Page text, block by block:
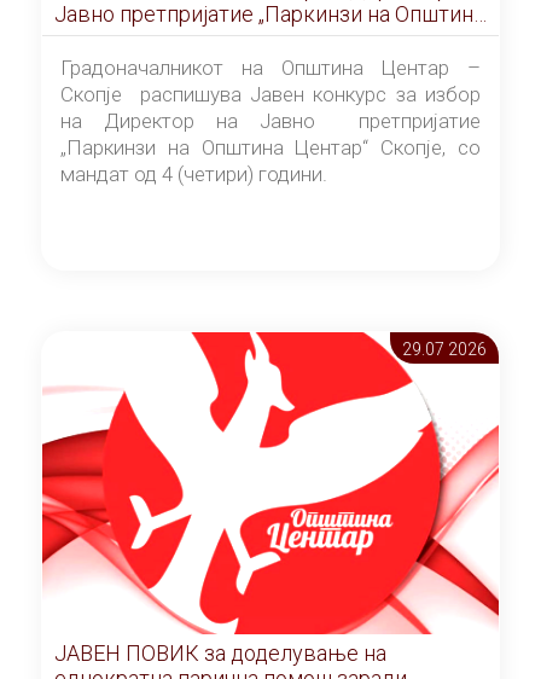
Јавно претпријатие „Паркинзи на Општина
Центар“ – Скопје
Градоначалникот на Општина Центар –
Скопје распишува Јавен конкурс за избор
на Директор на Јавно претпријатие
„Паркинзи на Општина Центар“ Скопје, со
мандат од 4 (четири) години.
29.07 2026
ЈАВЕН ПОВИК за доделување на